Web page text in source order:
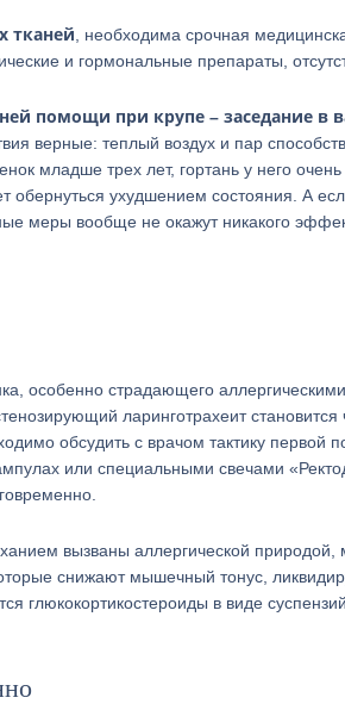
тканей , необходима срочная
и гормональные препараты,
помощи при крупе – заседание в
верные: теплый воздух и пар
младше трех лет, гортань у него
ухудшением состояния. А
меры вообще не окажут никакого
особенно страдающего
ларинготрахеит
обсудить с врачом тактику
или специальными свечами
вызваны аллергической природой,
снижают мышечный тонус,
глюкокортикостероиды в виде